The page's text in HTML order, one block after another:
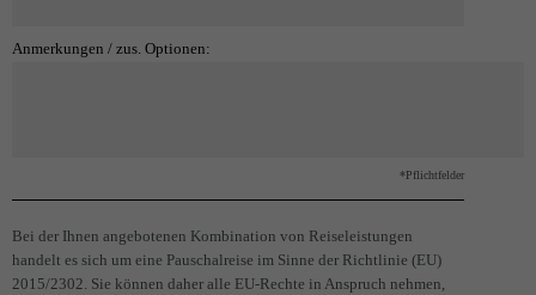
Anmerkungen / zus. Optionen:
*Pflichtfelder
Bei der Ihnen angebotenen Kombination von Reiseleistungen
handelt es sich um eine Pauschalreise im Sinne der Richtlinie (EU)
2015/2302. Sie können daher alle EU-Rechte in Anspruch nehmen,